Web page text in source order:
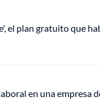
el plan gratuito que
en una empresa